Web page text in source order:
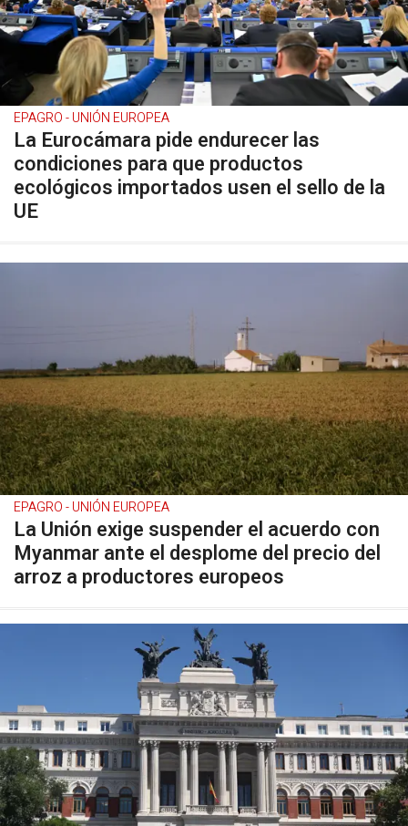
EPAGRO - UNIÓN EUROPEA
La Eurocámara pide endurecer las
condiciones para que productos
ecológicos importados usen el sello de la
UE
EPAGRO - UNIÓN EUROPEA
La Unión exige suspender el acuerdo con
Myanmar ante el desplome del precio del
arroz a productores europeos